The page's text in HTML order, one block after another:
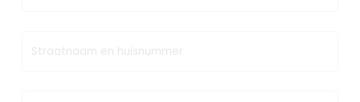
Straatnaam en huisnummer